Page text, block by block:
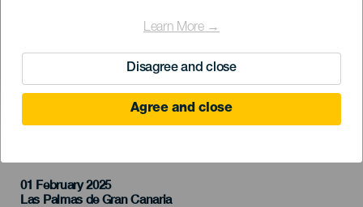
Learn More →
Disagree and close
Agree and close
01 February 2025
Localidad
Las Palmas de Gran Canaria